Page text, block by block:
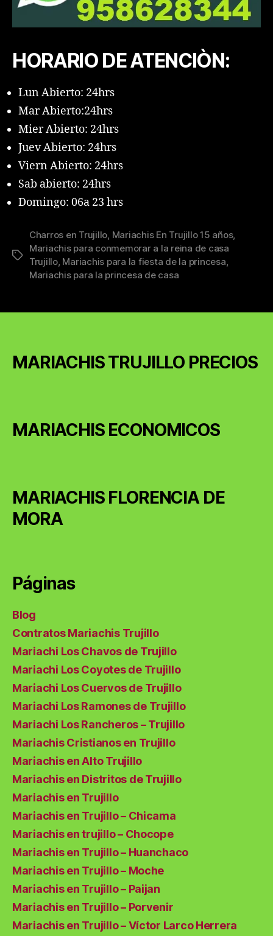
HORARIO DE ATENCIÒN:
Lun Abierto: 24hrs
Mar Abierto:24hrs
Mier Abierto: 24hrs
Juev Abierto: 24hrs
Viern Abierto: 24hrs
Sab abierto: 24hrs
Domingo: 06a 23 hrs
Tags
Charros en Trujillo, Mariachis En Trujillo 15 años,
Mariachis para conmemorar a la reina de casa
Trujillo, Mariachis para la fiesta de la princesa,
Mariachis para la princesa de casa
MARIACHIS TRUJILLO PRECIOS
MARIACHIS ECONOMICOS
MARIACHIS FLORENCIA DE
MORA
Páginas
Blog
Contratos Mariachis Trujillo
Mariachi Los Chavos de Trujillo
Mariachi Los Coyotes de Trujillo
Mariachi Los Cuervos de Trujillo
Mariachi Los Ramones de Trujillo
Mariachi Los Rancheros – Trujillo
Mariachis Cristianos en Trujillo
Mariachis en Alto Trujillo
Mariachis en Distritos de Trujillo
Mariachis en Trujillo
Mariachis en Trujillo – Chicama
Mariachis en trujillo – Chocope
Mariachis en Trujillo – Huanchaco
Mariachis en Trujillo – Moche
Mariachis en Trujillo – Paijan
Mariachis en Trujillo – Porvenir
Mariachis en Trujillo – Víctor Larco Herrera